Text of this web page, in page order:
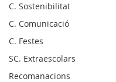
C. Sostenibilitat
C. Comunicació
C. Festes
SC. Extraescolars
Recomanacions